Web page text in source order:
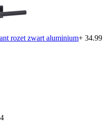
rozet zwart aluminium+ 34.99